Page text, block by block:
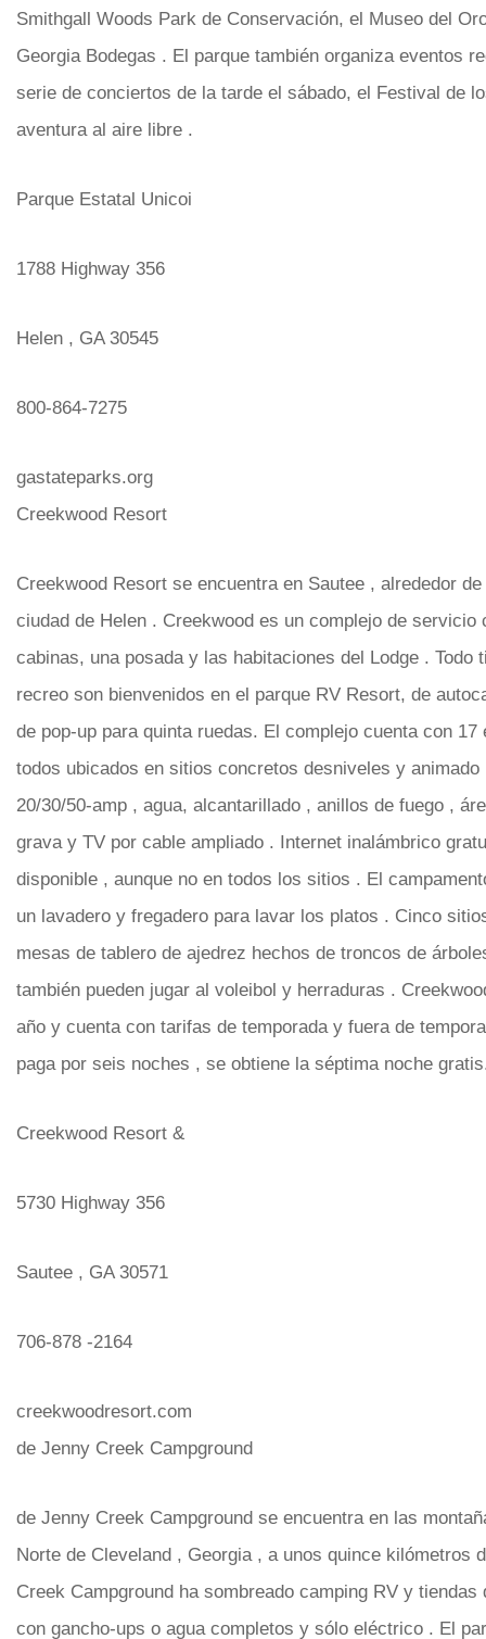
Smithgall Woods Park de Conservación, el Museo del
Georgia Bodegas . El parque también organiza eventos
serie de conciertos de la tarde el sábado, el Festival de
aventura al aire libre .
Parque Estatal Unicoi
1788 Highway 356
Helen , GA 30545
800-864-7275
gastateparks.org
Creekwood Resort
Creekwood Resort se encuentra en Sautee , alrededor
ciudad de Helen . Creekwood es un complejo de servicio
cabinas, una posada y las habitaciones del Lodge . Todo
recreo son bienvenidos en el parque RV Resort, de
de pop-up para quinta ruedas. El complejo cuenta con 17
todos ubicados en sitios concretos desniveles y
20/30/50-amp , agua, alcantarillado , anillos de fuego ,
grava y TV por cable ampliado . Internet inalámbrico
disponible , aunque no en todos los sitios . El
un lavadero y fregadero para lavar los platos . Cinco
mesas de tablero de ajedrez hechos de troncos de
también pueden jugar al voleibol y herraduras .
año y cuenta con tarifas de temporada y fuera de
paga por seis noches , se obtiene la séptima noche
Creekwood Resort &
5730 Highway 356
Sautee , GA 30571
706-878 -2164
creekwoodresort.com
de Jenny Creek Campground
de Jenny Creek Campground se encuentra en las
Norte de Cleveland , Georgia , a unos quince kilómetros
Creek Campground ha sombreado camping RV y tiendas
con gancho-ups o agua completos y sólo eléctrico . El